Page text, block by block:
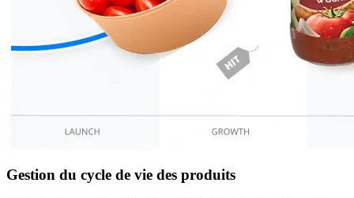
Gestion du cycle de vie des produits